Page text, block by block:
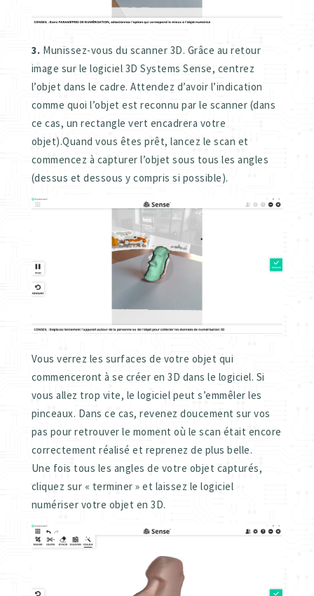
3. Munissez-vous du scanner 3D. Grâce au retour
image sur le logiciel 3D Systems Sense, centrez
l’objet dans le cadre. Attendez d’avoir l’indication
comme quoi l’objet est reconnu par le scanner (dans
ce cas, un rectangle vert encadrera votre
objet).Quand vous êtes prêt, lancez le scan et
commencez à capturer l’objet sous tous les angles
(dessus et dessous y compris si possible).
Vous verrez les surfaces de votre objet qui
commenceront à se créer en 3D dans le logiciel. Si
vous allez trop vite, le logiciel peut s’emmêler les
pinceaux. Dans ce cas, revenez doucement sur vos
pas pour retrouver le moment où le scan était encore
correctement réalisé et reprenez de plus belle.
Une fois tous les angles de votre objet capturés,
cliquez sur « terminer » et laissez le logiciel
numériser votre objet en 3D.